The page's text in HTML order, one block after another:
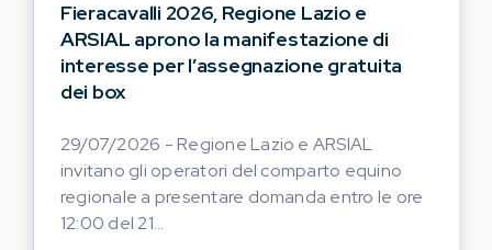
Fieracavalli 2026, Regione Lazio e
ARSIAL aprono la manifestazione di
interesse per l’assegnazione gratuita
dei box
29/07/2026 - Regione Lazio e ARSIAL
invitano gli operatori del comparto equino
regionale a presentare domanda entro le ore
12:00 del 21...